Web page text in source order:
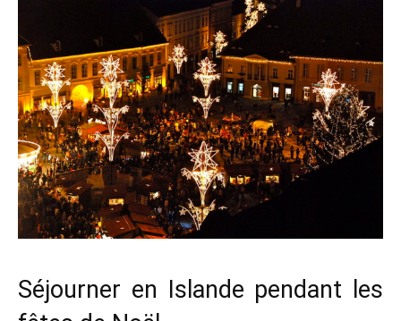
Séjourner en Islande pendant les